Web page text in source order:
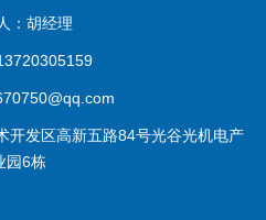
：胡经理
开发区高新五路84号光谷光机电产
园6栋